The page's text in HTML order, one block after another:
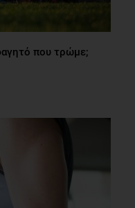
που τρώμε;